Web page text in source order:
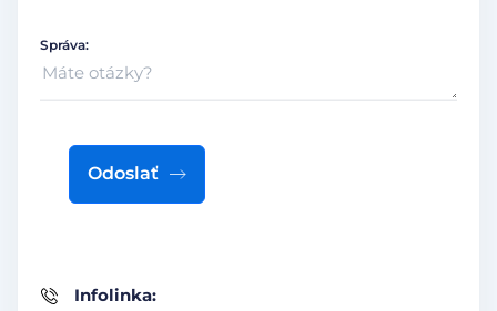
Infolinka:
Správa:
Odoslať